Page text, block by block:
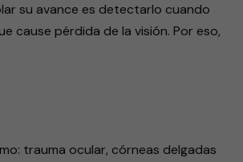
su avance es detectarlo cuando
cause pérdida de la visión. Por eso,
trauma ocular, córneas delgadas